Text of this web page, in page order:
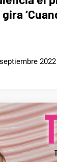
2022